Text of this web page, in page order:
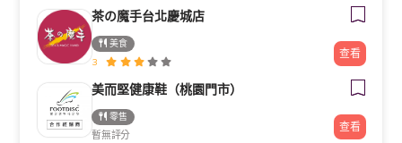
茶の魔手台北慶城店
美食
3
查看
美而堅健康鞋（桃園門市）
零售
暫無評分
查看